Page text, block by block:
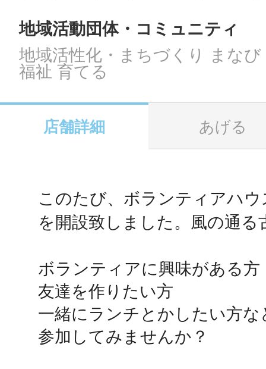
メール
地域活動団体・コミュニティ
地域活性化・まちづくり まな
福祉 育てる
店舗詳細 あげる
このたび、ボランティアハ
を開設致しました。風の通る
ボランティアに興味がある方
友達を作りたい方
一緒にランチとかしたい方な
参加してみませんか？
地域ごとの
智頭
鴻巣
池袋